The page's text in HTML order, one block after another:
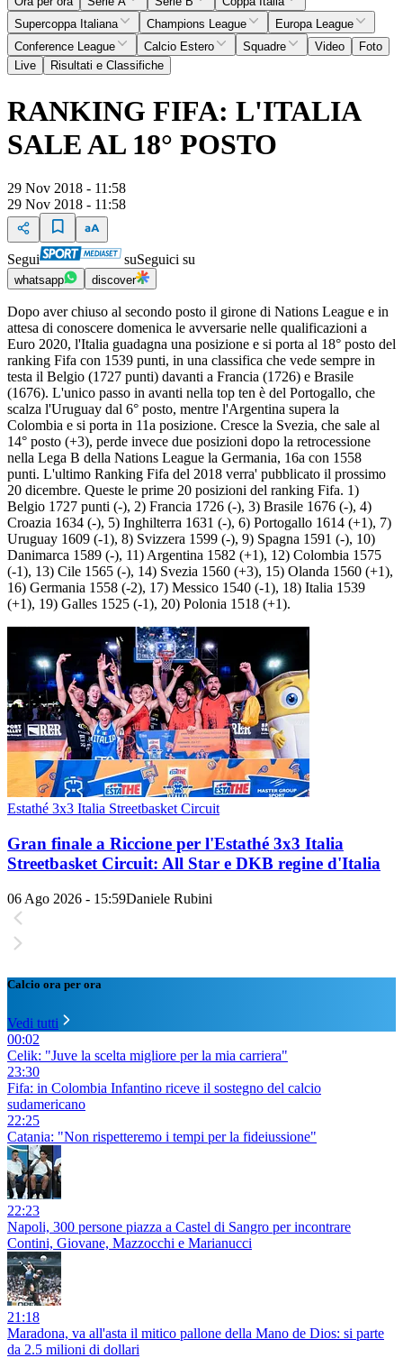
Supercoppa Italiana
Champions League
Europa League
Conference League
Calcio Estero Squadre Video
Foto
Live
Risultati e Classifiche
RANKING FIFA: L'ITALIA
SALE AL 18° POSTO
29 Nov 2018 - 11:58
29 Nov 2018 - 11:58
Segui suSeguici su
whatsapp discover
Dopo aver chiuso al secondo posto il girone di Nations League e in
attesa di conoscere domenica le avversarie nelle qualificazioni a
Euro 2020, l'Italia guadagna una posizione e si porta al 18° posto del
ranking Fifa con 1539 punti, in una classifica che vede sempre in
testa il Belgio (1727 punti) davanti a Francia (1726) e Brasile
(1676). L'unico passo in avanti nella top ten è del Portogallo, che
scalza l'Uruguay dal 6° posto, mentre l'Argentina supera la
Colombia e si porta in 11a posizione. Cresce la Svezia, che sale al
14° posto (+3), perde invece due posizioni dopo la retrocessione
nella Lega B della Nations League la Germania, 16a con 1558
punti. L'ultimo Ranking Fifa del 2018 verra' pubblicato il prossimo
20 dicembre. Queste le prime 20 posizioni del ranking Fifa. 1)
Belgio 1727 punti (-), 2) Francia 1726 (-), 3) Brasile 1676 (-), 4)
Croazia 1634 (-), 5) Inghilterra 1631 (-), 6) Portogallo 1614 (+1), 7)
Uruguay 1609 (-1), 8) Svizzera 1599 (-), 9) Spagna 1591 (-), 10)
Danimarca 1589 (-), 11) Argentina 1582 (+1), 12) Colombia 1575
(-1), 13) Cile 1565 (-), 14) Svezia 1560 (+3), 15) Olanda 1560 (+1),
16) Germania 1558 (-2), 17) Messico 1540 (-1), 18) Italia 1539
(+1), 19) Galles 1525 (-1), 20) Polonia 1518 (+1).
Estathé 3x3 Italia Streetbasket Circuit
Gran finale a Riccione per l'Estathé 3x3 Italia
Streetbasket Circuit: All Star e DKB regine d'Italia
06 Ago 2026 - 15:59Daniele Rubini
Calcio ora per ora
Vedi tutti
00:02
Celik: "Juve la scelta migliore per la mia carriera"
23:30
Fifa: in Colombia Infantino riceve il sostegno del calcio
sudamericano
22:25
Catania: "Non rispetteremo i tempi per la fideiussione"
22:23
Napoli, 300 persone piazza a Castel di Sangro per incontrare
Contini, Giovane, Mazzocchi e Marianucci
21:18
Maradona, va all'asta il mitico pallone della Mano de Dios: si parte
da 2.5 milioni di dollari